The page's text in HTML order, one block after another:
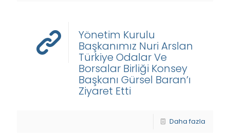
Yönetim Kurulu
Başkanımız Nuri Arslan
Türkiye Odalar Ve
Borsalar Birliği Konsey
Başkanı Gürsel Baran’ı
Ziyaret Etti
Daha fazla